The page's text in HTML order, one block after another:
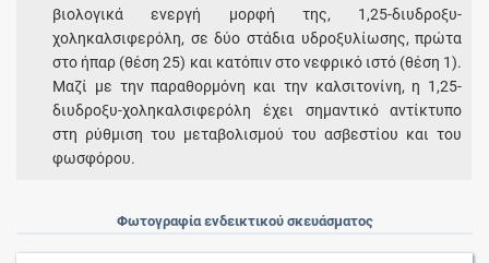
βιολογικά ενεργή μορφή της, 1,25-διυδροξυ-
χοληκαλσιφερόλη, σε δύο στάδια υδροξυλίωσης, πρώτα
στο ήπαρ (θέση 25) και κατόπιν στο νεφρικό ιστό (θέση 1).
Μαζί με την παραθορμόνη και την καλσιτονίνη, η 1,25-
διυδροξυ-χοληκαλσιφερόλη έχει σημαντικό αντίκτυπο
στη ρύθμιση του μεταβολισμού του ασβεστίου και του
φωσφόρου.
Φωτογραφία ενδεικτικού σκευάσματος